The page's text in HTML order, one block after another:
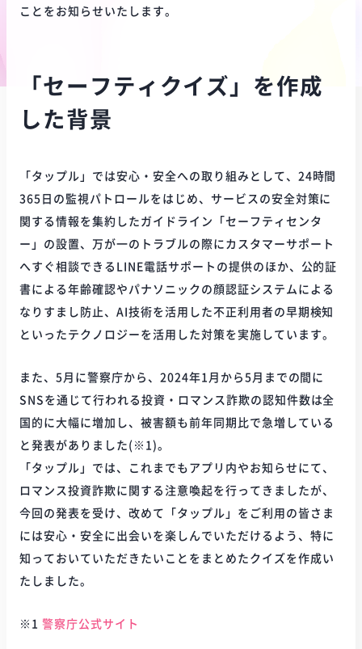
ことをお知らせいたします。
「セーフティクイズ」を作成
した背景
「タップル」では安心・安全への取り組みとして、24時間
365日の監視パトロールをはじめ、サービスの安全対策に
関する情報を集約したガイドライン「セーフティセンタ
ー」の設置、万が一のトラブルの際にカスタマーサポート
へすぐ相談できるLINE電話サポートの提供のほか、公的証
書による年齢確認やパナソニックの顔認証システムによる
なりすまし防止、AI技術を活用した不正利用者の早期検知
といったテクノロジーを活用した対策を実施しています。
また、5月に警察庁から、2024年1月から5月までの間に
SNSを通じて行われる投資・ロマンス詐欺の認知件数は全
国的に大幅に増加し、被害額も前年同期比で急増している
と発表がありました(※1)。
「タップル」では、これまでもアプリ内やお知らせにて、
ロマンス投資詐欺に関する注意喚起を行ってきましたが、
今回の発表を受け、改めて「タップル」をご利用の皆さま
には安心・安全に出会いを楽しんでいただけるよう、特に
知っておいていただきたいことをまとめたクイズを作成い
たしました。
※1 警察庁公式サイト